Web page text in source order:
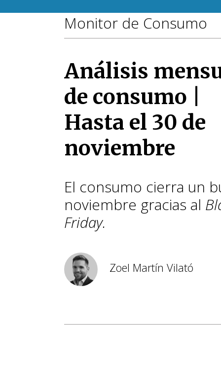
Monitor de Consumo
Análisis
de consumo |
Hasta el 30 de
noviembre
El consumo cierra un
noviembre gracias al
Friday.
Zoel Martín Vilató